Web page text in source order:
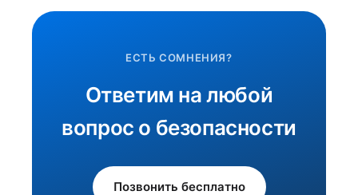
ЕСТЬ СОМНЕНИЯ?
Ответим на любой
вопрос о безопасности
Позвонить бесплатно